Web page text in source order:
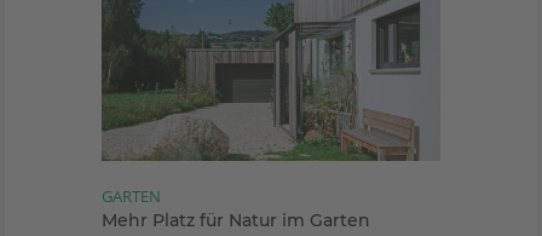
GARTEN
Mehr Platz für Natur im Garten